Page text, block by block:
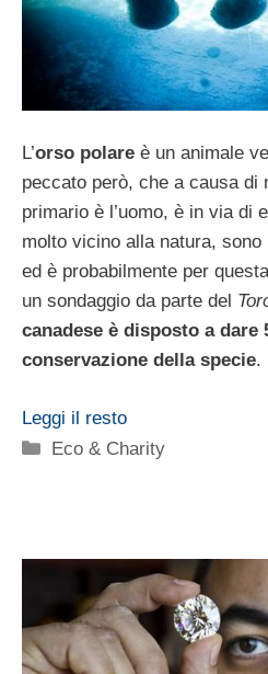
L’orso polare è un animale
peccato però, che a causa di
primario è l’uomo, è in via di
molto vicino alla natura,
ed è probabilmente per
un sondaggio da parte del
canadese è disposto a dare
conservazione della specie.
Leggi il resto
Categorie
Eco & Charity